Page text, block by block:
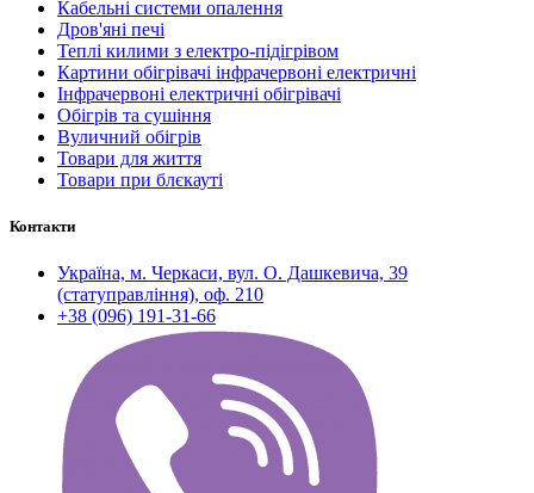
Кабельні системи опалення
Дров'яні печі
Теплі килими з електро-підігрівом
Картини обігрівачі інфрачервоні електричні
Інфрачервоні електричні обігрівачі
Обігрів та сушіння
Вуличний обігрів
Товари для життя
Товари при блєкауті
Контакти
Україна, м. Черкаси, вул. О. Дашкевича, 39
(статуправління), оф. 210
+38 (096) 191-31-66